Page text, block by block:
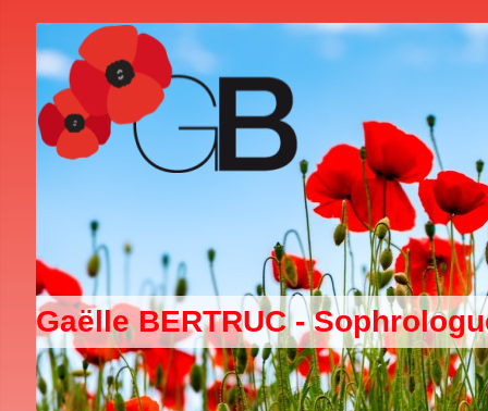
Gaëlle BERTRUC -